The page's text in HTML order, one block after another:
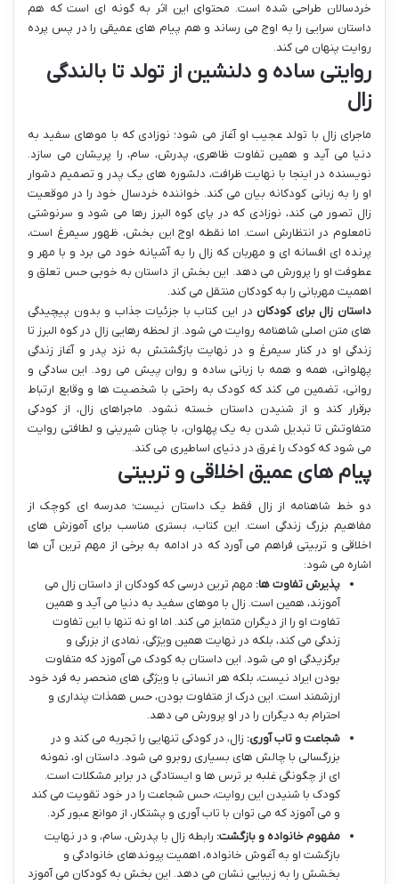
خردسالان طراحی شده است. محتوای این اثر به گونه ای است که هم
داستان سرایی را به اوج می رساند و هم پیام های عمیقی را در پس پرده
روایت پنهان می کند.
روایتی ساده و دلنشین از تولد تا بالندگی
زال
ماجرای زال با تولد عجیب او آغاز می شود؛ نوزادی که با موهای سفید به
دنیا می آید و همین تفاوت ظاهری، پدرش، سام، را پریشان می سازد.
نویسنده در اینجا با نهایت ظرافت، دلشوره های یک پدر و تصمیم دشوار
او را به زبانی کودکانه بیان می کند. خواننده خردسال خود را در موقعیت
زال تصور می کند، نوزادی که در پای کوه البرز رها می شود و سرنوشتی
نامعلوم در انتظارش است. اما نقطه اوج این بخش، ظهور سیمرغ است،
پرنده ای افسانه ای و مهربان که زال را به آشیانه خود می برد و با مهر و
عطوفت او را پرورش می دهد. این بخش از داستان به خوبی حس تعلق و
اهمیت مهربانی را به کودکان منتقل می کند.
داستان زال برای کودکان در این کتاب با جزئیات جذاب و بدون پیچیدگی
های متن اصلی شاهنامه روایت می شود. از لحظه رهایی زال در کوه البرز تا
زندگی او در کنار سیمرغ و در نهایت بازگشتش به نزد پدر و آغاز زندگی
پهلوانی، همه و همه با زبانی ساده و روان پیش می رود. این سادگی و
روانی، تضمین می کند که کودک به راحتی با شخصیت ها و وقایع ارتباط
برقرار کند و از شنیدن داستان خسته نشود. ماجراهای زال، از کودکی
متفاوتش تا تبدیل شدن به یک پهلوان، با چنان شیرینی و لطافتی روایت
می شود که کودک را غرق در دنیای اساطیری می کند.
پیام های عمیق اخلاقی و تربیتی
دو خط شاهنامه از زال فقط یک داستان نیست؛ مدرسه ای کوچک از
مفاهیم بزرگ زندگی است. این کتاب، بستری مناسب برای آموزش های
اخلاقی و تربیتی فراهم می آورد که در ادامه به برخی از مهم ترین آن ها
اشاره می شود:
پذیرش تفاوت ها: مهم ترین درسی که کودکان از داستان زال می
آموزند، همین است. زال با موهای سفید به دنیا می آید و همین
تفاوت او را از دیگران متمایز می کند. اما او نه تنها با این تفاوت
زندگی می کند، بلکه در نهایت همین ویژگی، نمادی از بزرگی و
برگزیدگی او می شود. این داستان به کودک می آموزد که متفاوت
بودن ایراد نیست، بلکه هر انسانی با ویژگی های منحصر به فرد خود
ارزشمند است. این درک از متفاوت بودن، حس همذات پنداری و
احترام به دیگران را در او پرورش می دهد.
شجاعت و تاب آوری: زال، در کودکی تنهایی را تجربه می کند و در
بزرگسالی با چالش های بسیاری روبرو می شود. داستان او، نمونه
ای از چگونگی غلبه بر ترس ها و ایستادگی در برابر مشکلات است.
کودک با شنیدن این روایت، حس شجاعت را در خود تقویت می کند
و می آموزد که می توان با تاب آوری و پشتکار، از موانع عبور کرد.
مفهوم خانواده و بازگشت: رابطه زال با پدرش، سام، و در نهایت
بازگشت او به آغوش خانواده، اهمیت پیوندهای خانوادگی و
بخشش را به زیبایی نشان می دهد. این بخش به کودکان می آموزد